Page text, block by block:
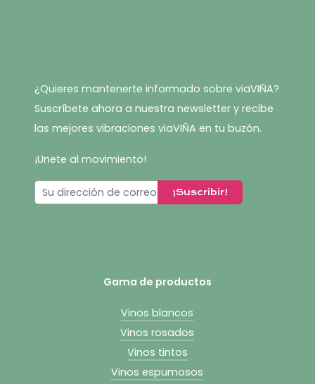
¿Quieres mantenerte informado sobre viaVIÑA?
Suscríbete ahora a nuestra newsletter y recibe
las mejores vibraciones viaVIÑA en tu buzón.
¡Unete al movimiento!
Gama de productos
Vinos blancos
Vinos rosados
Vinos tintos
Vinos espumosos